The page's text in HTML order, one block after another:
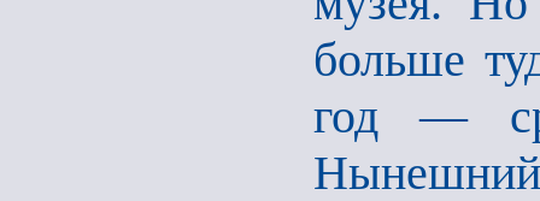
больше
год —
Нынешний